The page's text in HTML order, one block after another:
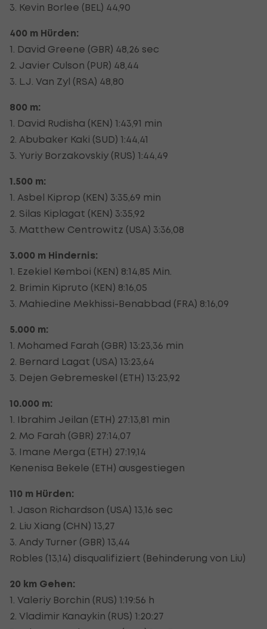
3. Kevin Borlee (BEL) 44,90
400 m Hürden:
1. David Greene (GBR) 48,26 sec
2. Javier Culson (PUR) 48,44
3. L.J. Van Zyl (RSA) 48,80
800 m:
1. David Rudisha (KEN) 1:43,91 min
2. Abubaker Kaki (SUD) 1:44,41
3. Yuriy Borzakovskiy (RUS) 1:44,49
1.500 m:
1. Asbel Kiprop (KEN) 3:35,69 min
2. Silas Kiplagat (KEN) 3:35,92
3. Matthew Centrowitz (USA) 3:36,08
3.000 m Hindernis:
1. Ezekiel Kemboi (KEN) 8:14,85 Min.
2. Brimin Kipruto (KEN) 8:16,05
3. Mahiedine Mekhissi-Benabbad (FRA) 8:16,09
5.000 m:
1. Mohamed Farah (GBR) 13:23,36 min
2. Bernard Lagat (USA) 13:23,64
3. Dejen Gebremeskel (ETH) 13:23,92
10.000 m:
1. Ibrahim Jeilan (ETH) 27:13,81 min
2. Mo Farah (GBR) 27:14,07
3. Imane Merga (ETH) 27:19,14
Kenenisa Bekele (ETH) ausgestiegen
110 m Hürden:
1. Jason Richardson (USA) 13,16 sec
2. Liu Xiang (CHN) 13,27
3. Andy Turner (GBR) 13,44
Robles (13,14) disqualifiziert (Behinderung von Liu)
20 km Gehen:
1. Valeriy Borchin (RUS) 1:19:56 h
2. Vladimir Kanaykin (RUS) 1:20:27